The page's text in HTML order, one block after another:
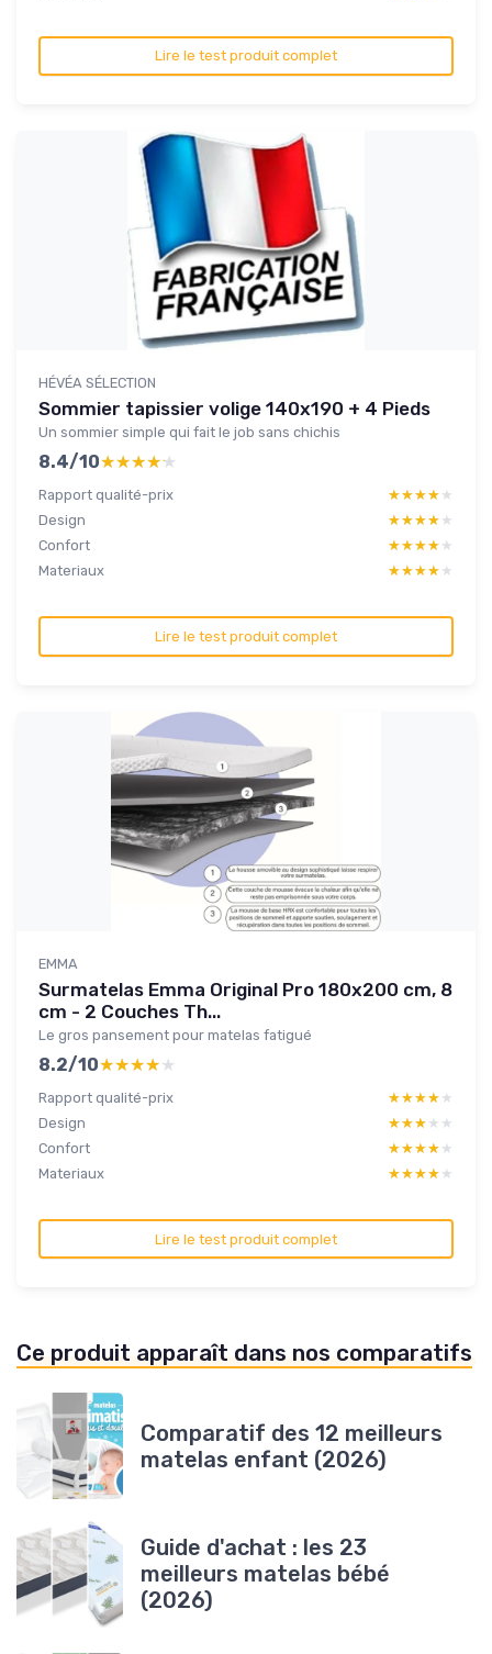
Lire le test produit complet
HÉVÉA SÉLECTION
Sommier tapissier volige 140x190 + 4 Pieds
Un sommier simple qui fait le job sans chichis
8.4/10★★★★★
★★★★★
Rapport qualité-prix ★★★★★
★★★★★
Design
★★★★★
★★★★★
Confort
★★★★★
★★★★★
Materiaux
★★★★★
★★★★★
Lire le test produit complet
EMMA
Surmatelas Emma Original Pro 180x200 cm, 8
cm - 2 Couches Th...
Le gros pansement pour matelas fatigué
8.2/10★★★★★
★★★★★
Rapport qualité-prix ★★★★★
★★★★★
Design
★★★★★
★★★★★
Confort
★★★★★
★★★★★
Materiaux
★★★★★
★★★★★
Lire le test produit complet
Ce produit apparaît dans nos comparatifs
Comparatif des 12 meilleurs
matelas enfant (2026)
Guide d'achat : les 23
meilleurs matelas bébé
(2026)